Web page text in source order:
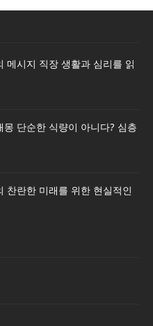
메시지 직장 생활과 심리를 읽
몽 단순한 식량이 아니다? 심층
찬란한 미래를 위한 현실적인